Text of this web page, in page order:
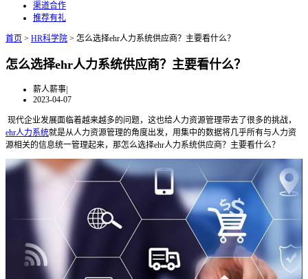
渠道合作
推荐有礼
首页 > HR科学院 > 怎么选择ehr人力系统供应商？主要看什么？
怎么选择ehr人力系统供应商？主要看什么？
薪人薪事|
2023-04-07
现代企业发展面临着越来越多的问题，这也给人力资源管理带去了很多的挑战，
ehr人力系统就是从人力资源管理的角度出发，用集中的数据将几乎所有与人力资
源相关的信息统一管理起来，那怎么选择ehr人力系统供应商？主要看什么？